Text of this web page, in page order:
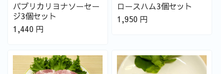
パプリカリヨナソーセー
ジ3個セット
1,440 円
ロースハム3個セット
1,950 円